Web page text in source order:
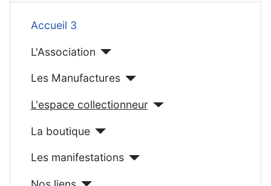
Accueil 3
L'Association
Les Manufactures
L'espace collectionneur
La boutique
Les manifestations